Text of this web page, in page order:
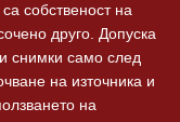
собственост на
друго. Допуска
снимки само след
на източника и
на